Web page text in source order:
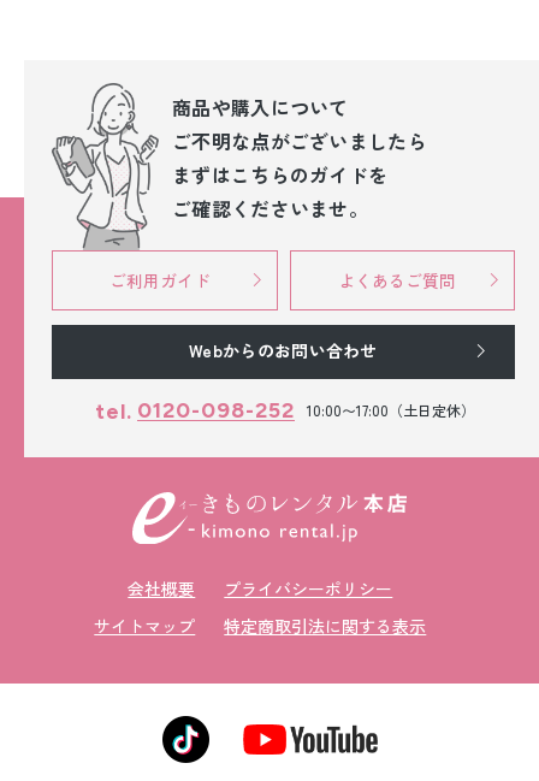
商品や購入について
ご不明な点がございましたら
まずはこちらのガイドを
ご確認くださいませ。
ご利用ガイド よくあるご質問
Webからのお問い合わせ
tel. 0120-098-252 10:00〜17:00（土日定休）
会社概要
プライバシーポリシー
サイトマップ
特定商取引法に関する表示